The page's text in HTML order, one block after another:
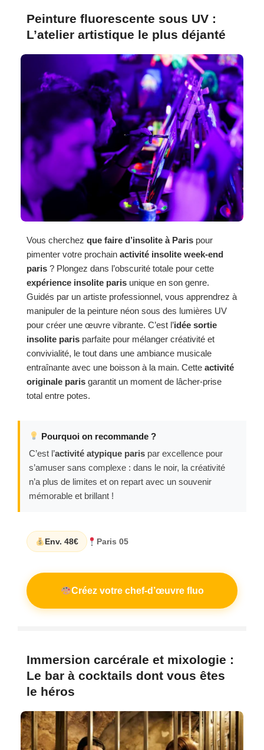
Peinture fluorescente sous UV :
L’atelier artistique le plus déjanté
Vous cherchez que faire d’insolite à Paris pour
pimenter votre prochain activité insolite week-end
paris ? Plongez dans l’obscurité totale pour cette
expérience insolite paris unique en son genre.
Guidés par un artiste professionnel, vous apprendrez à
manipuler de la peinture néon sous des lumières UV
pour créer une œuvre vibrante. C’est l’idée sortie
insolite paris parfaite pour mélanger créativité et
convivialité, le tout dans une ambiance musicale
entraînante avec une boisson à la main. Cette activité
originale paris garantit un moment de lâcher-prise
total entre potes.
Pourquoi on recommande ?
C’est l’activité atypique paris par excellence pour
s’amuser sans complexe : dans le noir, la créativité
n’a plus de limites et on repart avec un souvenir
mémorable et brillant !
Env. 48€ Paris 05
Créez votre chef-d’œuvre fluo
Immersion carcérale et mixologie :
Le bar à cocktails dont vous êtes
le héros